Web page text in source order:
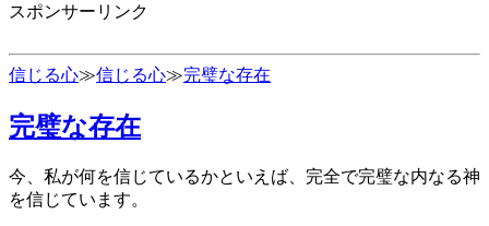
スポンサーリンク
信じる心≫信じる心≫完璧な存在
完璧な存在
今、私が何を信じているかといえば、完全で完璧な内なる神
を信じています。